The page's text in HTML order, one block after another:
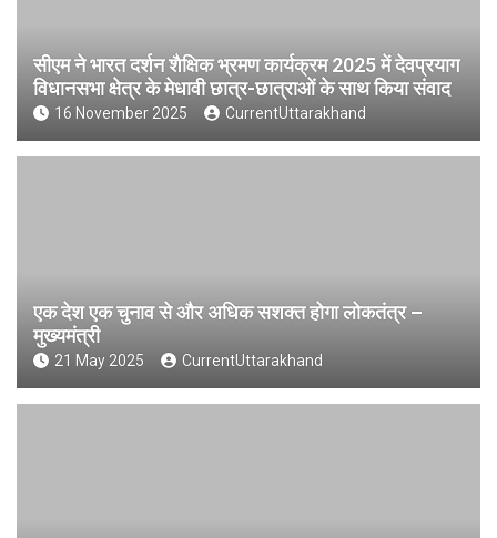
सीएम ने भारत दर्शन शैक्षिक भ्रमण कार्यक्रम 2025 में देवप्रयाग
विधानसभा क्षेत्र के मेधावी छात्र-छात्राओं के साथ किया संवाद
16 November 2025 CurrentUttarakhand
एक देश एक चुनाव से और अधिक सशक्त होगा लोकतंत्र –
मुख्यमंत्री
21 May 2025 CurrentUttarakhand